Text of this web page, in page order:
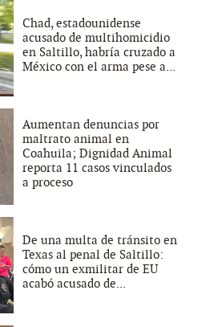
Chad, estadounidense
acusado de multihomicidio
en Saltillo, habría cruzado a
México con el arma pese a...
Aumentan denuncias por
maltrato animal en
Coahuila; Dignidad Animal
reporta 11 casos vinculados
a proceso
De una multa de tránsito en
Texas al penal de Saltillo:
cómo un exmilitar de EU
acabó acusado de...